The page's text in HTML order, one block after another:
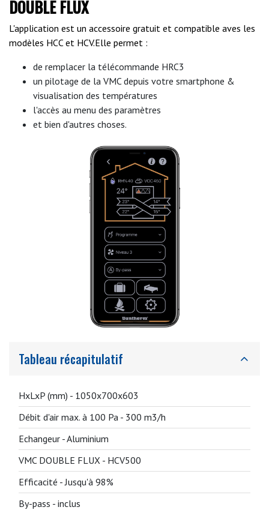
DOUBLE FLUX
L'application est un accessoire gratuit et compatible aves les
modèles HCC et HCV.Elle permet :
de remplacer la télécommande HRC3
un pilotage de la VMC depuis votre smartphone &
visualisation des températures
l'accès au menu des paramètres
et bien d'autres choses.
Tableau récapitulatif
HxLxP (mm) - 1050x700x603
Débit d'air max. à 100 Pa - 300 m3/h
Echangeur -Aluminium
VMC DOUBLE FLUX - HCV500
Efficacité -Jusqu'à 98%
By-pass - inclus